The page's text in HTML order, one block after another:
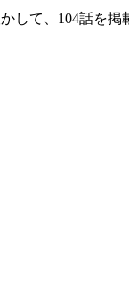
して、104話を